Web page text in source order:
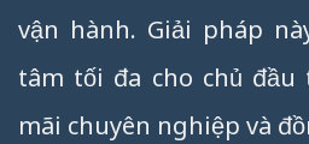
vận hành. Giải pháp
tâm tối đa cho chủ đầu
mãi chuyên nghiệp và